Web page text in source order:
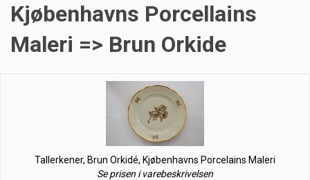
Kjøbenhavns Porcellains
Maleri => Brun Orkide
Tallerkener, Brun Orkidé, Kjøbenhavns Porcelains Maleri
Se prisen i varebeskrivelsen